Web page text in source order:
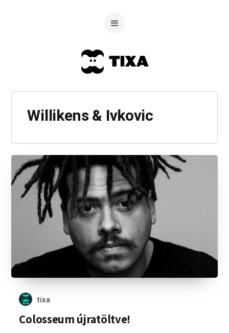
Willikens & Ivkovic
tixa
Colosseum újratöltve!